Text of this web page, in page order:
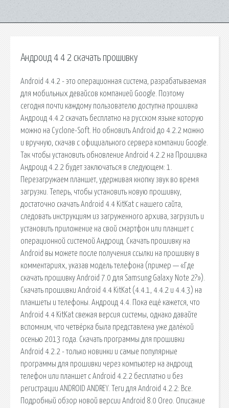
Андроид 4 4 2 скачать прошивку
Android 4.4.2 - это операционная система, разрабатываемая
для мобильных девайсов компанией Google. Поэтому
сегодня почти каждому пользователю доступна прошивка
Андроид 4.4.2 скачать бесплатно на русском языке которую
можно на Cyclone-Soft. Но обновить Android до 4.2.2 можно
и вручную, скачав с официального сервера компании Google.
Так чтобы установить обновление Android 4.2.2 на Прошивка
Андроид 4.2.2 будет заключаться в следующем: 1.
Перезагружаем планшет, удерживая кнопку звук во время
загрузки. Теперь, чтобы установить новую прошивку,
достаточно скачать Android 4.4 KitKat с нашего сайта,
следовать инструкциям из загруженного архива, загрузить и
установить приложение на свой смартфон или планшет с
операционной системой Андроид. Скачать прошивку на
Android вы можете после получения ссылки на прошивку в
комментариях, указав модель телефона (пример — «Где
скачать прошивку Android 7.0 для Samsung Galaxy Note 2?»).
Скачать прошивки Android 4.4 KitKat (4.4.1, 4.4.2 и 4.4.3) на
планшеты и телефоны. Андроид 4.4. Пока ещё кажется, что
Android 4.4 KitKat свежая версия системы, однако давайте
вспомним, что четвёрка была представлена уже далёкой
осенью 2013 года. Скачать программы для прошивки
Android 4.2.2 - только новинки и самые популярные
программы для прошивки через компьютер на андроид
телефон или планшет с Android 4.2.2 бесплатно и без
регистрации ANDROID ANDREY. Теги для Android 4.2.2: Все.
Подробный обзор новой версии Android 8.0 Oreo. Описание